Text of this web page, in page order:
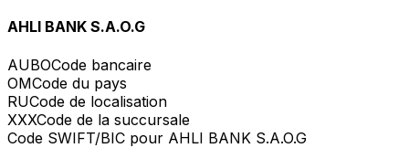
AHLI BANK S.A.O.G
AUBOCode bancaire
OMCode du pays
RUCode de localisation
XXXCode de la succursale
Code SWIFT/BIC pour AHLI BANK S.A.O.G